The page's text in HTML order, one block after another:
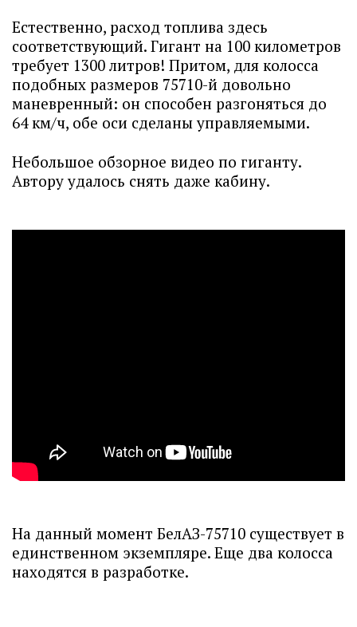
Естественно, расход топлива здесь
соответствующий. Гигант на 100 километров
требует 1300 литров! Притом, для колосса
подобных размеров 75710-й довольно
маневренный: он способен разгоняться до
64 км/ч, обе оси сделаны управляемыми.
Небольшое обзорное видео по гиганту.
Автору удалось снять даже кабину.
На данный момент БелАЗ-75710 существует в
единственном экземпляре. Еще два колосса
находятся в разработке.